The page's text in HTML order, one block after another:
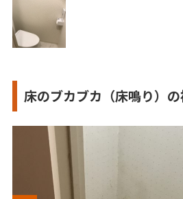
床のブカブカ（床鳴り）の